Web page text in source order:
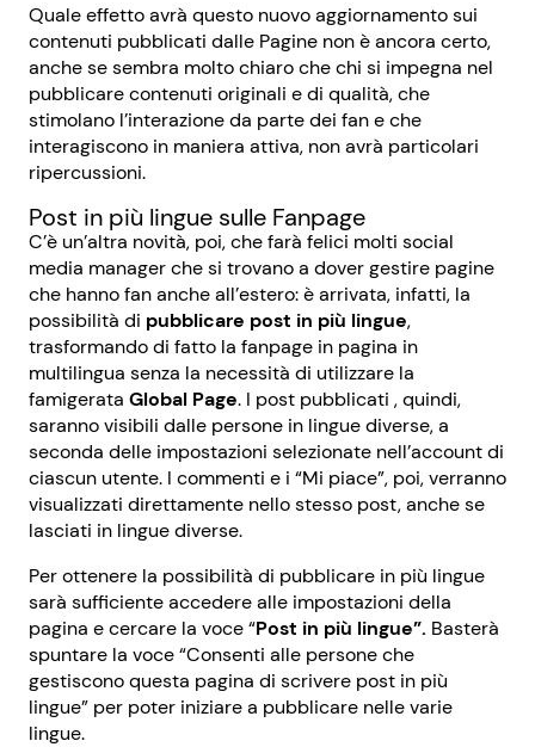
Quale effetto avrà questo nuovo aggiornamento sui
contenuti pubblicati dalle Pagine non è ancora certo,
anche se sembra molto chiaro che chi si impegna nel
pubblicare contenuti originali e di qualità, che
stimolano l’interazione da parte dei fan e che
interagiscono in maniera attiva, non avrà particolari
ripercussioni.
Post in più lingue sulle Fanpage
C’è un’altra novità, poi, che farà felici molti social
media manager che si trovano a dover gestire pagine
che hanno fan anche all’estero: è arrivata, infatti, la
possibilità di pubblicare post in più lingue,
trasformando di fatto la fanpage in pagina in
multilingua senza la necessità di utilizzare la
famigerata Global Page. I post pubblicati , quindi,
saranno visibili dalle persone in lingue diverse, a
seconda delle impostazioni selezionate nell’account di
ciascun utente. I commenti e i “Mi piace”, poi, verranno
visualizzati direttamente nello stesso post, anche se
lasciati in lingue diverse.
Per ottenere la possibilità di pubblicare in più lingue
sarà sufficiente accedere alle impostazioni della
pagina e cercare la voce “Post in più lingue”. Basterà
spuntare la voce “Consenti alle persone che
gestiscono questa pagina di scrivere post in più
lingue” per poter iniziare a pubblicare nelle varie
lingue.